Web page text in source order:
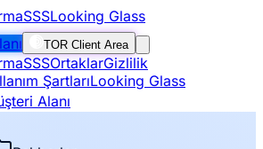
SSSLooking Glass
TOR Client Area
SSSOrtaklarGizlilik
ŞartlarıLooking Glass
Alanı